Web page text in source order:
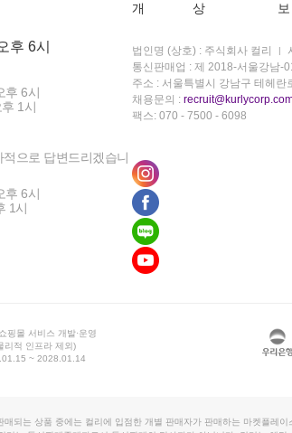
후 6시
후 6시
1시
으로 답변드리겠습니
후 6시
1시
개
상
보
법인명 (상호) : 주식회사 컬리
통신판매업 : 제 2018-서울강남-
주소 : 서울특별시 강남구 테헤란
채용문의 :
팩스: 070 - 7500 - 6098
핑몰 서비스 개발·운영
리적 인프라 제외)
~ 2028.01.14
매되는 상품 중에는 컬리에 입점한 개별 판매자가 판매하는 마켓플레이